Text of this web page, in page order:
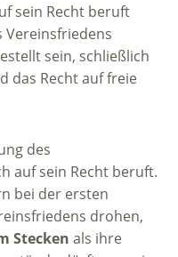
sein Recht beruft
Vereinsfriedens
sein, schließlich
das Recht auf freie
des
auf sein Recht beruft.
bei der ersten
drohen,
Stecken als ihre